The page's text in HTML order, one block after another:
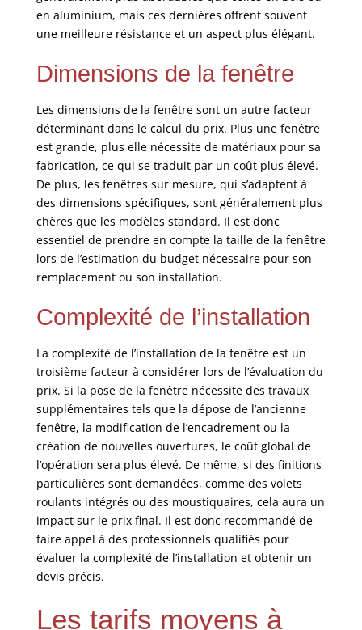
en aluminium, mais ces dernières offrent souvent
une meilleure résistance et un aspect plus élégant.
Dimensions de la fenêtre
Les dimensions de la fenêtre sont un autre facteur
déterminant dans le calcul du prix. Plus une fenêtre
est grande, plus elle nécessite de matériaux pour sa
fabrication, ce qui se traduit par un coût plus élevé.
De plus, les fenêtres sur mesure, qui s’adaptent à
des dimensions spécifiques, sont généralement plus
chères que les modèles standard. Il est donc
essentiel de prendre en compte la taille de la fenêtre
lors de l’estimation du budget nécessaire pour son
remplacement ou son installation.
Complexité de l’installation
La complexité de l’installation de la fenêtre est un
troisième facteur à considérer lors de l’évaluation du
prix. Si la pose de la fenêtre nécessite des travaux
supplémentaires tels que la dépose de l’ancienne
fenêtre, la modification de l’encadrement ou la
création de nouvelles ouvertures, le coût global de
l’opération sera plus élevé. De même, si des finitions
particulières sont demandées, comme des volets
roulants intégrés ou des moustiquaires, cela aura un
impact sur le prix final. Il est donc recommandé de
faire appel à des professionnels qualifiés pour
évaluer la complexité de l’installation et obtenir un
devis précis.
Les tarifs moyens à